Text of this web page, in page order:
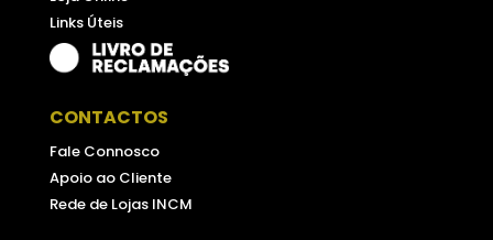
Links Úteis
CONTACTOS
Fale Connosco
Apoio ao Cliente
Rede de Lojas INCM